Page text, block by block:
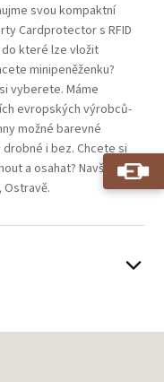
svou kompaktní
Cardprotector s RFID
které lze vložit
minipeněženku?
vyberete. Máme
evropských výrobců-
možné barevné
i bez. Chcete si
a osahat? Navštivte
Ostravě.